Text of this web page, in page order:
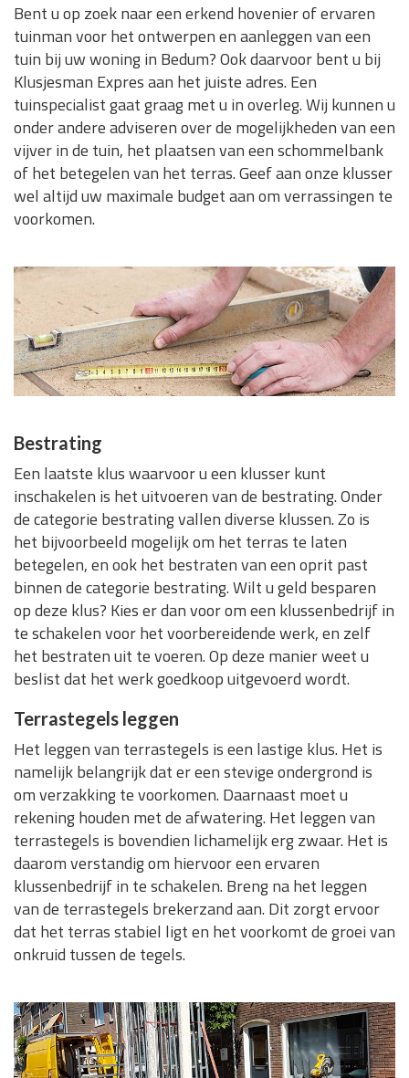
Bent u op zoek naar een erkend hovenier of ervaren
tuinman voor het ontwerpen en aanleggen van een
tuin bij uw woning in Bedum? Ook daarvoor bent u bij
Klusjesman Expres aan het juiste adres. Een
tuinspecialist gaat graag met u in overleg. Wij kunnen u
onder andere adviseren over de mogelijkheden van een
vijver in de tuin, het plaatsen van een schommelbank
of het betegelen van het terras. Geef aan onze klusser
wel altijd uw maximale budget aan om verrassingen te
voorkomen.
Bestrating
Een laatste klus waarvoor u een klusser kunt
inschakelen is het uitvoeren van de bestrating. Onder
de categorie bestrating vallen diverse klussen. Zo is
het bijvoorbeeld mogelijk om het terras te laten
betegelen, en ook het bestraten van een oprit past
binnen de categorie bestrating. Wilt u geld besparen
op deze klus? Kies er dan voor om een klussenbedrijf in
te schakelen voor het voorbereidende werk, en zelf
het bestraten uit te voeren. Op deze manier weet u
beslist dat het werk goedkoop uitgevoerd wordt.
Terrastegels leggen
Het leggen van terrastegels is een lastige klus. Het is
namelijk belangrijk dat er een stevige ondergrond is
om verzakking te voorkomen. Daarnaast moet u
rekening houden met de afwatering. Het leggen van
terrastegels is bovendien lichamelijk erg zwaar. Het is
daarom verstandig om hiervoor een ervaren
klussenbedrijf in te schakelen. Breng na het leggen
van de terrastegels brekerzand aan. Dit zorgt ervoor
dat het terras stabiel ligt en het voorkomt de groei van
onkruid tussen de tegels.